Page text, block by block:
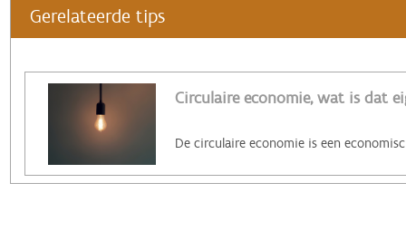
Gerelateerde tips
Circulaire economie, wat is dat